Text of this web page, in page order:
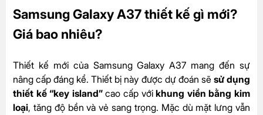
Samsung Galaxy A37 thiết kế gì mới?
Giá bao nhiêu?
Thiết kế mới của Samsung Galaxy A37 mang đến sự
nâng cấp đáng kể. Thiết bị này được dự đoán sẽ sử dụng
thiết kế “key island”cao cấp vớikhung viền bằng kim
loại, tăng độ bền và vẻ sang trọng. Mặc dù mặt lưng vẫn